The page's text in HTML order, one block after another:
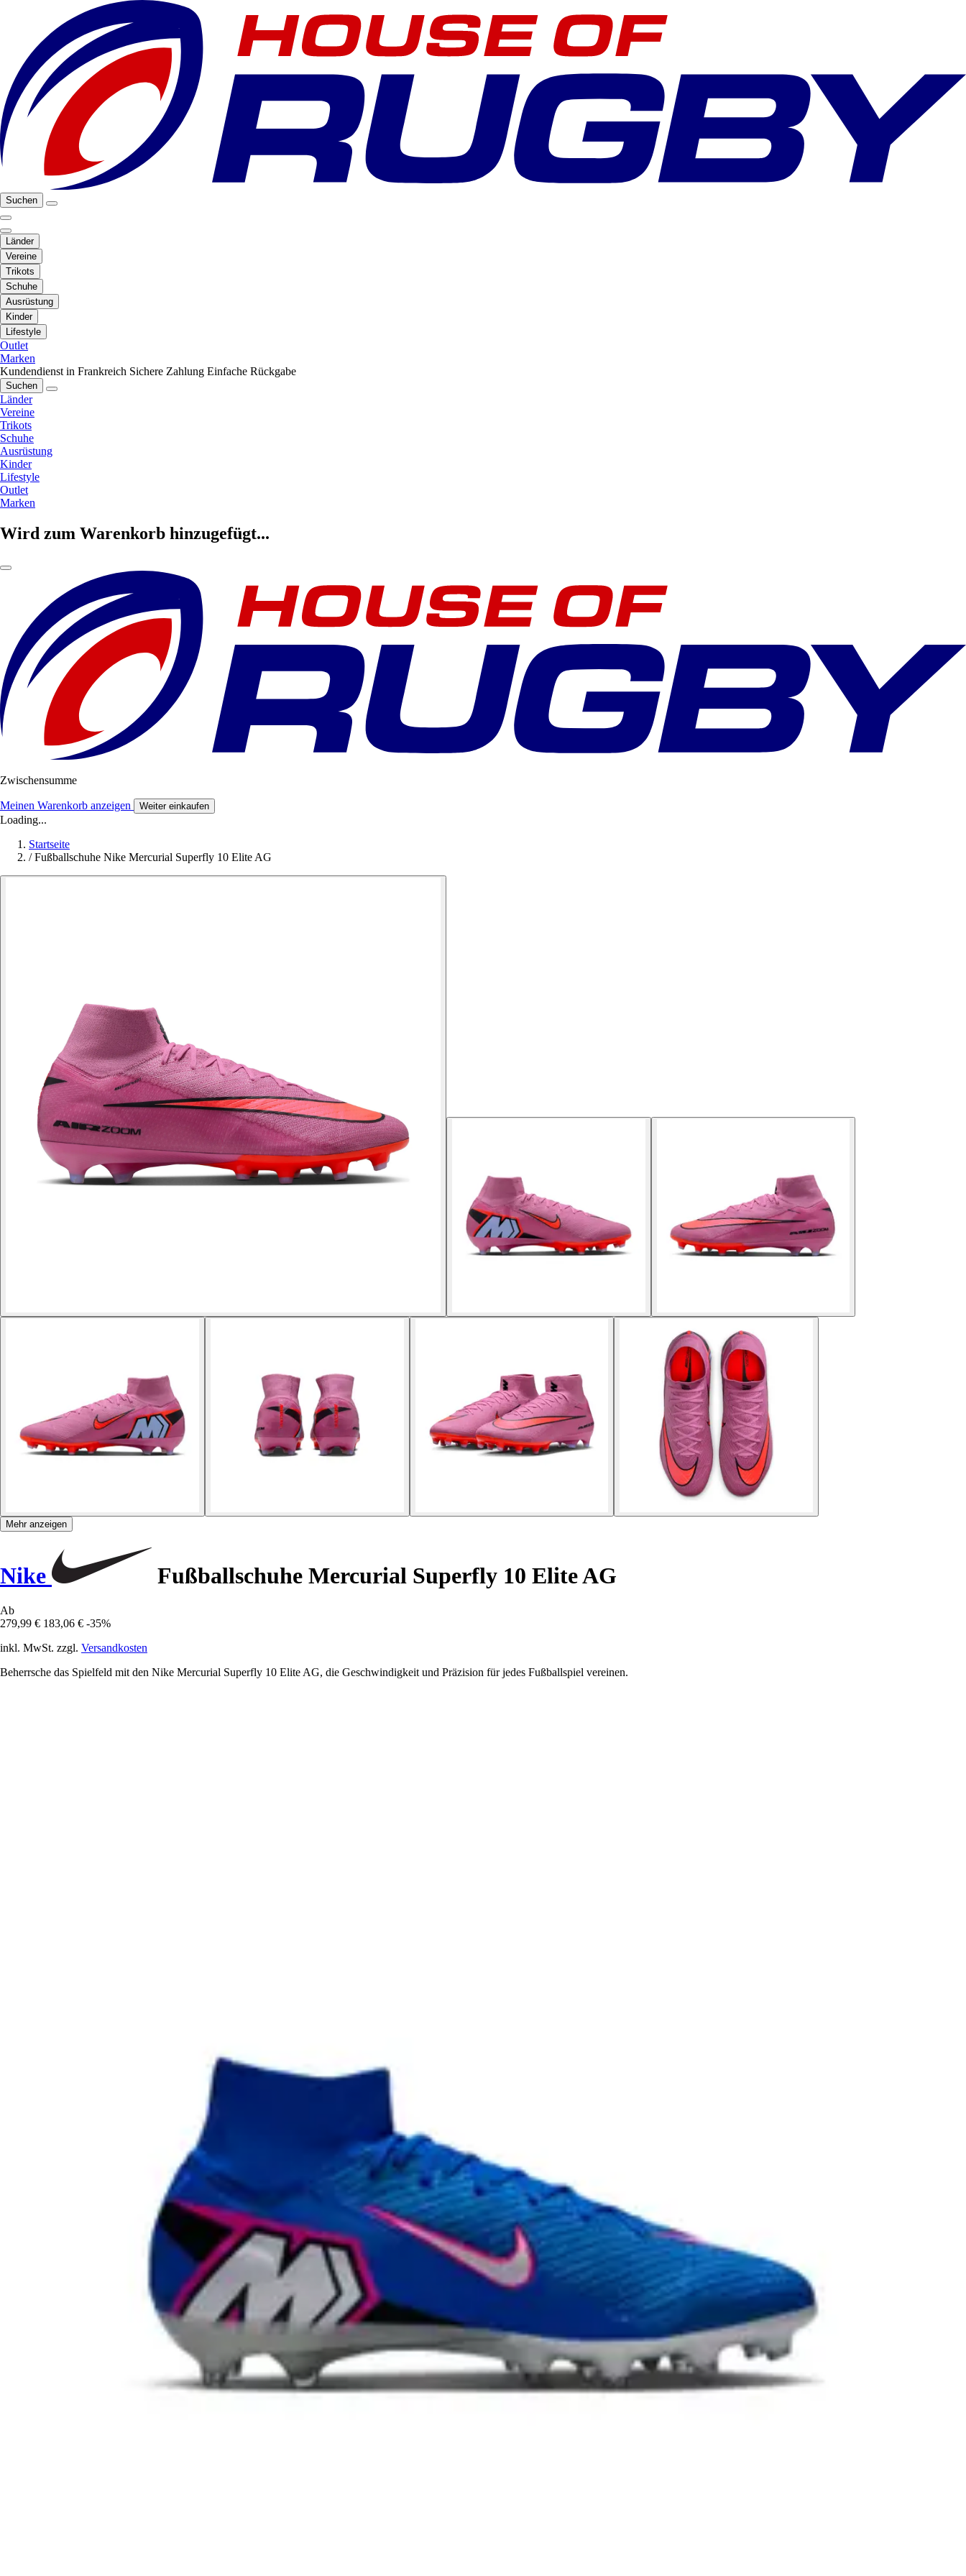
Suchen
Länder
Vereine
Trikots
Schuhe
Ausrüstung
Kinder
Lifestyle
Outlet
Marken
Kundendienst in Frankreich Sichere Zahlung Einfache Rückgabe
Suchen
Länder
Vereine
Trikots
Schuhe
Ausrüstung
Kinder
Lifestyle
Outlet
Marken
Wird zum Warenkorb hinzugefügt...
Zwischensumme
Meinen Warenkorb anzeigen Weiter einkaufen
Loading...
Startseite
/ Fußballschuhe Nike Mercurial Superfly 10 Elite AG
Mehr anzeigen
Nike Fußballschuhe Mercurial Superfly 10 Elite AG
Ab
279,99 € 183,06 € -35%
inkl. MwSt. zzgl. Versandkosten
Beherrsche das Spielfeld mit den Nike Mercurial Superfly 10 Elite AG, die Geschwindigkeit und Präzision für jedes Fußballspiel vereinen.